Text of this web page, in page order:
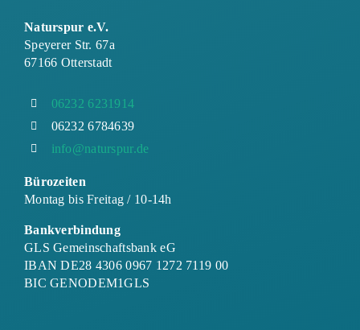
Naturspur e.V.
Speyerer Str. 67a
67166 Otterstadt
06232 6231914
06232 6784639
info@naturspur.de
Bürozeiten
Montag bis Freitag / 10-14h
Bankverbindung
GLS Gemeinschaftsbank eG
IBAN DE28 4306 0967 1272 7119 00
BIC GENODEM1GLS